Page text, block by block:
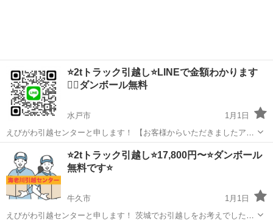
⭐️2tトラック引越し⭐️LINEで金額わかります
🙆‍♀️ダンボール無料
水戸市
1月1日
えびがわ引越センターと申します！ 【お客様からいただきましたアン
ケートです】 https://ibb.co/n0yYbpP https://ibb.co/j5PTydk
https://ibb.co/LNq4hJ...
引っ越し 無料
⭐️2tトラック引越し⭐️17,800円〜⭐️ダンボール
無料です⭐️
牛久市
1月1日
えびがわ引越センターと申します！ 茨城でお引越しをお考えでした